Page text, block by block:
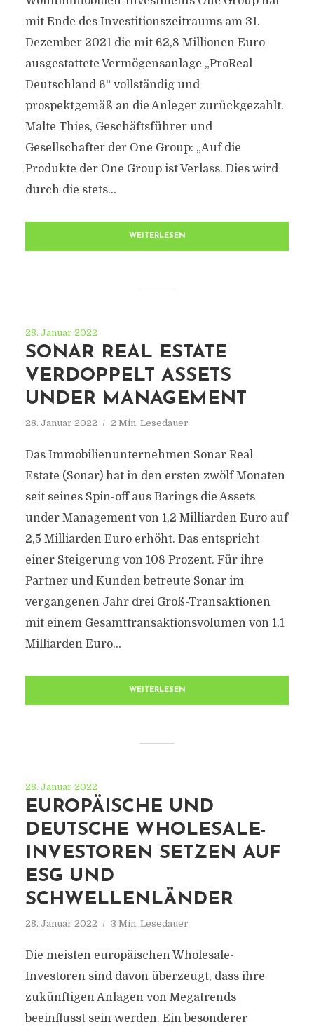
mit Ende des Investitionszeitraums am 31.
Dezember 2021 die mit 62,8 Millionen Euro
ausgestattete Vermögensanlage „ProReal
Deutschland 6“ vollständig und
prospektgemäß an die Anleger zurückgezahlt.
Malte Thies, Geschäftsführer und
Gesellschafter der One Group: „Auf die
Produkte der One Group ist Verlass. Dies wird
durch die stets...
WEITERLESEN
28. Januar 2022
SONAR REAL ESTATE
VERDOPPELT ASSETS
UNDER MANAGEMENT
28. Januar 2022 2 Min. Lesedauer
Das Immobilienunternehmen Sonar Real
Estate (Sonar) hat in den ersten zwölf Monaten
seit seines Spin-off aus Barings die Assets
under Management von 1,2 Milliarden Euro auf
2,5 Milliarden Euro erhöht. Das entspricht
einer Steigerung von 108 Prozent. Für ihre
Partner und Kunden betreute Sonar im
vergangenen Jahr drei Groß-Transaktionen
mit einem Gesamttransaktionsvolumen von 1,1
Milliarden Euro...
WEITERLESEN
28. Januar 2022
EUROPÄISCHE UND
DEUTSCHE WHOLESALE-
INVESTOREN SETZEN AUF
ESG UND
SCHWELLENLÄNDER
28. Januar 2022 3 Min. Lesedauer
Die meisten europäischen Wholesale-
Investoren sind davon überzeugt, dass ihre
zukünftigen Anlagen von Megatrends
beeinflusst sein werden. Ein besonderer